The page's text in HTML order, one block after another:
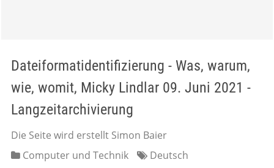
Dateiformatidentifizierung - Was, warum,
wie, womit, Micky Lindlar 09. Juni 2021 -
Langzeitarchivierung
Die Seite wird erstellt Simon Baier
Computer und Technik
Deutsch